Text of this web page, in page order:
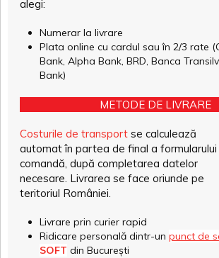
alegi:
Numerar la livrare
Plata online cu cardul sau în 2/3 rate
Bank, Alpha Bank, BRD, Banca
Bank)
METODE DE LIVRARE
Costurile de transport se calculează
automat în partea de final a formularului
comandă, după completarea datelor
necesare. Livrarea se face oriunde pe
teritoriul României.
Livrare prin curier rapid
Ridicare personală dintr-un punct de
SOFT din București